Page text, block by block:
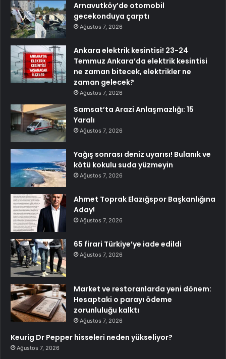
Arnavutköy’de otomobil
gecekonduya çarptı
Ağustos 7, 2026
Ankara elektrik kesintisi! 23-24
Temmuz Ankara’da elektrik kesintisi
ne zaman bitecek, elektrikler ne
zaman gelecek?
Ağustos 7, 2026
Samsat’ta Arazi Anlaşmazlığı: 15
Yaralı
Ağustos 7, 2026
Yağış sonrası deniz uyarısı! Bulanık ve
kötü kokulu suda yüzmeyin
Ağustos 7, 2026
Ahmet Toprak Elazığspor Başkanlığına
Aday!
Ağustos 7, 2026
65 firari Türkiye’ye iade edildi
Ağustos 7, 2026
Market ve restoranlarda yeni dönem:
Hesaptaki o parayı ödeme
zorunluluğu kalktı
Ağustos 7, 2026
Keurig Dr Pepper hisseleri neden yükseliyor?
Ağustos 7, 2026